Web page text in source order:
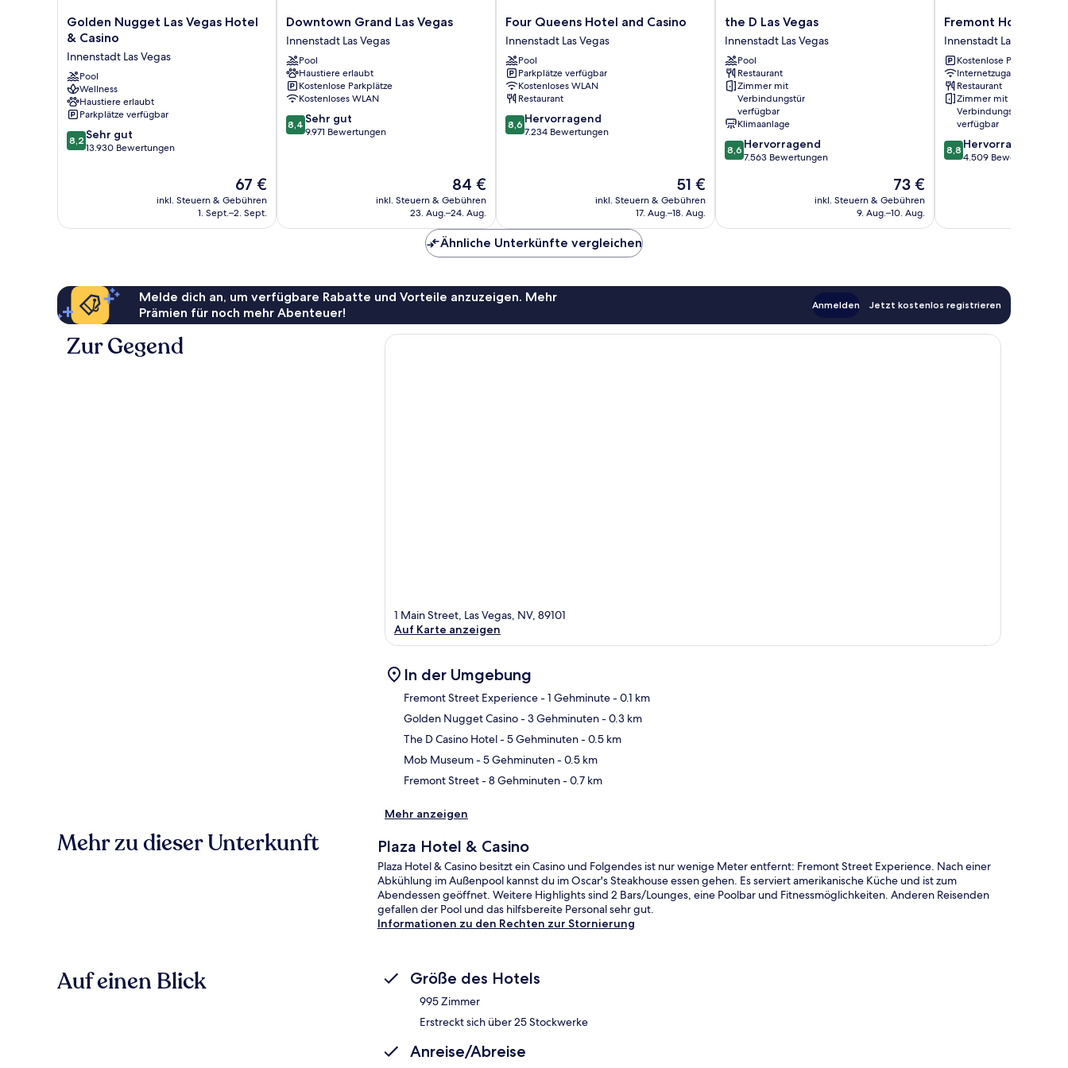
Golden
Nugget
Vegas
Hotel
&
Casino
Innenstadt
Las
Vegas
Golden Nugget Las Vegas Hotel
& Casino
Innenstadt Las Vegas
Pool
Wellness
Haustiere erlaubt
Parkplätze verfügbar
8.2
von
8,2 Sehr gut
13.930 Bewertungen
Der
Preis
beträgt
67 €
inkl. Steuern & Gebühren
1. Sept.–2. Sept.
Downtown
Grand
Las
Vegas
Innenstadt
Las
Vegas
Downtown Grand Las Vegas
Innenstadt Las Vegas
Pool
Haustiere erlaubt
Kostenlose Parkplätze
Kostenloses WLAN
8.4
von
8,4 Sehr gut
9.971 Bewertungen
Der
Preis
beträgt
84 €
inkl. Steuern & Gebühren
23. Aug.–24. Aug.
Four
Queens
Hotel
and
Casino
Innenstadt
Las
Vegas
Four Queens Hotel and Casino
Innenstadt Las Vegas
Pool
Parkplätze verfügbar
Kostenloses WLAN
Restaurant
8.6
von
8,6 Hervorragend
7.234 Bewertungen
Der
Preis
beträgt
51 €
inkl. Steuern & Gebühren
17. Aug.–18. Aug.
the
D
Las
Vegas
Innenstadt
Las
Vegas
the D Las Vegas
Innenstadt Las Vegas
Pool
Restaurant
Zimmer mit
Verbindungstür
verfügbar
Klimaanlage
8.6
von
8,6 Hervorragend
7.563 Bewertungen
Der
Preis
beträgt
73 €
inkl. Steuern & Gebühren
9. Aug.–10. Aug.
Fremont
Hotel
&
Casino
Innenstadt
Las
Vegas
Fremont Hotel &
Innenstadt Las Vegas
Kostenlose Parkplätze
Internetzugang
Restaurant
Zimmer mit
Verbindungstür
verfügbar
8.8
von
8,8 Hervorragend
4.509 Bewertungen
Ähnliche Unterkünfte vergleichen
Melde dich an, um verfügbare Rabatte und Vorteile anzuzeigen. Mehr
Prämien für noch mehr Abenteuer!
Anmelden Jetzt kostenlos registrieren
Zur Gegend
1 Main Street, Las Vegas, NV, 89101
Auf Karte anzeigen
In der Umgebung
Fremont Street Experience- 1 Gehminute- 0.1 km
Golden Nugget Casino- 3 Gehminuten- 0.3 km
The D Casino Hotel- 5 Gehminuten- 0.5 km
Mob Museum- 5 Gehminuten- 0.5 km
Fremont Street- 8 Gehminuten- 0.7 km
Mehr anzeigen
Mehr zu dieser Unterkunft Plaza Hotel & Casino
Plaza Hotel & Casino besitzt ein Casino und Folgendes ist nur wenige Meter entfernt: Fremont Street Experience. Nach einer
Abkühlung im Außenpool kannst du im Oscar's Steakhouse essen gehen. Es serviert amerikanische Küche und ist zum
Abendessen geöffnet. Weitere Highlights sind 2 Bars/Lounges, eine Poolbar und Fitnessmöglichkeiten. Anderen Reisenden
gefallen der Pool und das hilfsbereite Personal sehr gut.
Informationen zu den Rechten zur Stornierung
Auf einen Blick Größe des Hotels
995 Zimmer
Erstreckt sich über 25 Stockwerke
Anreise/Abreise